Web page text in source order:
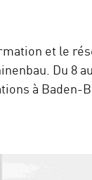
et le
Du 8
à Baden-